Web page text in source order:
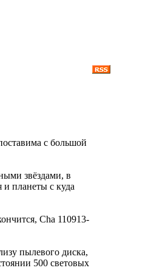
с большой
звёздами, в
и планеты с куда
Cha 110913-
пылевого диска,
500 световых